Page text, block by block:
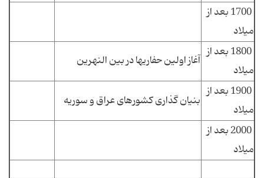
1700 بعد از
میلاد
1800 بعد از
میلاد
آغاز اولین حفاریها در بین النهرین
1900 بعد از
میلاد
بنیان گذاری کشورهای عراق و سوریه
2000 بعد از
میلاد